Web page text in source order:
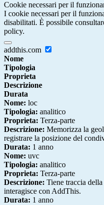
Cookie necessari per il
I cookie necessari per il
disabilitati. È possibile
policy.
addthis.com
Nome
Tipologia
Proprieta
Descrizione
Durata
Nome: loc
Tipologia: analitico
Proprieta: Terza-parte
Descrizione: Memorizza la
registrare la posizione del
Durata: 1 anno
Nome: uvc
Tipologia: analitico
Proprieta: Terza-parte
Descrizione: Tiene traccia
interagisce con AddThis.
Durata: 1 anno